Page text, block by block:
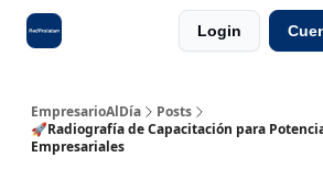
Login
EmpresarioAlDía
Posts
🚀Radiografía de Capacitación para
Empresariales